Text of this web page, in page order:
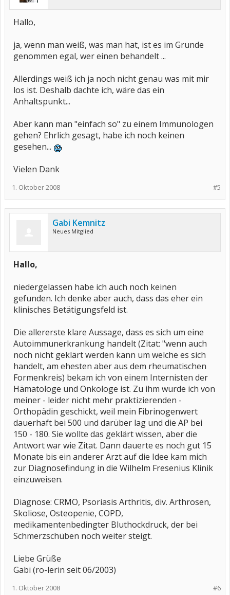
Hallo,
ja, wenn man weiß, was man hat, ist es im Grunde
genommen egal, wer einen behandelt ...
Allerdings weiß ich ja noch nicht genau was mit mir
los ist. Deshalb dachte ich, wäre das ein
Anhaltspunkt...
Aber kann man "einfach so" zu einem Immunologen
gehen? Ehrlich gesagt, habe ich noch keinen
gesehen...
Vielen Dank
#5
1. Oktober 2008
Gabi Kemnitz
Neues Mitglied
Hallo,
niedergelassen habe ich auch noch keinen
gefunden. Ich denke aber auch, dass das eher ein
klinisches Betätigungsfeld ist.
Die allererste klare Aussage, dass es sich um eine
Autoimmunerkrankung handelt (Zitat: "wenn auch
noch nicht geklärt werden kann um welche es sich
handelt, am ehesten aber aus dem rheumatischen
Formenkreis) bekam ich von einem Internisten der
Hämatologe und Onkologe ist. Zu ihm wurde ich von
meiner - leider nicht mehr praktizierenden -
Orthopädin geschickt, weil mein Fibrinogenwert
dauerhaft bei 500 und darüber lag und die AP bei
150 - 180. Sie wollte das geklärt wissen, aber die
Antwort war wie Zitat. Dann dauerte es noch gut 15
Monate bis ein anderer Arzt auf die Idee kam mich
zur Diagnosefindung in die Wilhelm Fresenius Klinik
einzuweisen.
Diagnose: CRMO, Psoriasis Arthritis, div. Arthrosen,
Skoliose, Osteopenie, COPD,
medikamentenbedingter Bluthockdruck, der bei
Schmerzschüben noch weiter steigt.
Liebe Grüße
Gabi (ro-lerin seit 06/2003)
#6
1. Oktober 2008